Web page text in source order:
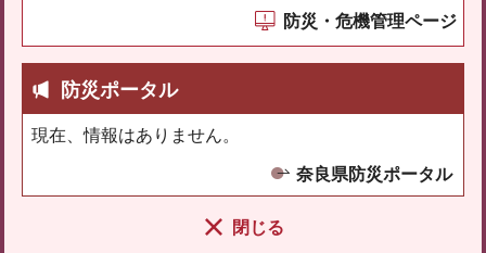
防災・危機管理ページ
防災ポータル
現在、情報はありません。
奈良県防災ポータル
閉じる